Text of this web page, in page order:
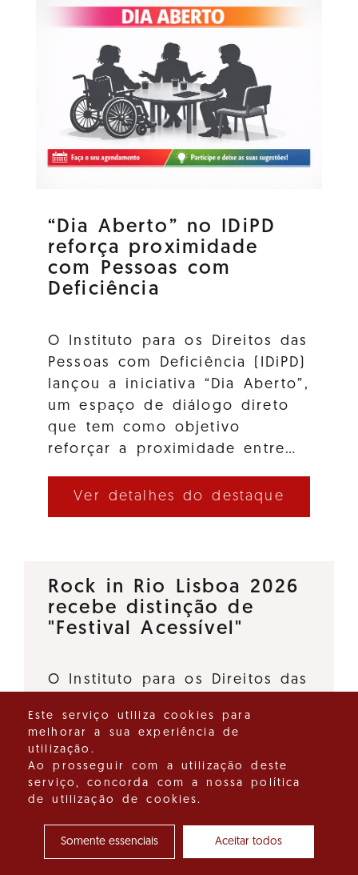
“Dia Aberto” no IDiPD
reforça proximidade
com Pessoas com
Deficiência
O Instituto para os Direitos das
Pessoas com Deficiência (IDiPD)
lançou a iniciativa “Dia Aberto”,
um espaço de diálogo direto
que tem como objetivo
reforçar a proximidade entre…
Ver detalhes do destaque
Rock in Rio Lisboa 2026
recebe distinção de
"Festival Acessível"
O Instituto para os Direitos das
o Turismo de Portugal, I.P.,
deliberaram atribuir a distinção
"Festival Acessível" ao Rock in
Rio Lisboa 2026, promovido…
Ver detalhes do destaque
Este serviço utiliza cookies para
melhorar a sua experiência de
utilização.
Ao prosseguir com a utilização deste
serviço, concorda com a nossa política
de utilização de cookies.
Somente essenciais Aceitar todos